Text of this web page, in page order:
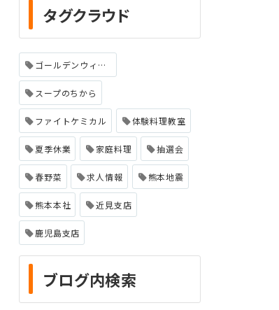
タグクラウド
ゴールデンウィーク
スープのちから
ファイトケミカル 体験料理教室
夏季休業 家庭料理 抽選会
春野菜 求人情報 熊本地震
熊本本社 近見支店
鹿児島支店
ブログ内検索